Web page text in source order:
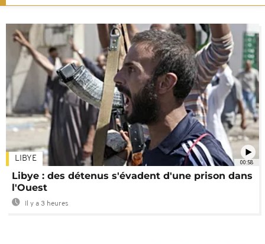
00:58
LIBYE
Libye : des détenus s'évadent d'une prison dans
l'Ouest
Il y a 3 heures